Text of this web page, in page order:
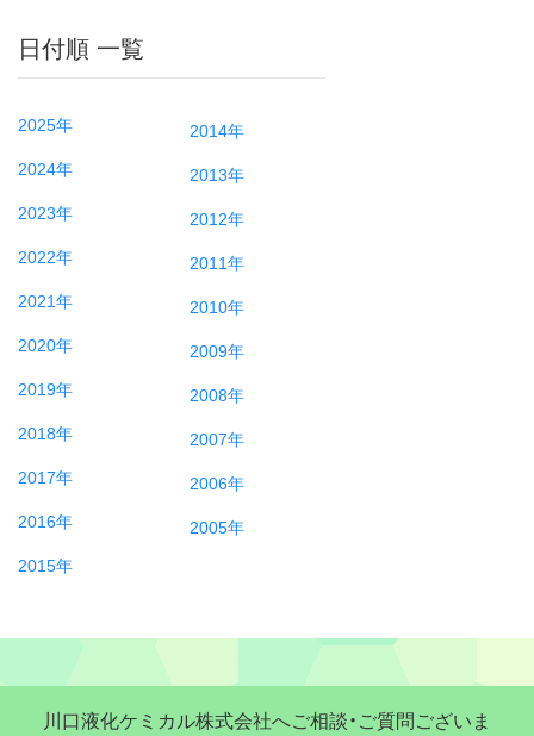
日付順 一覧
2025年
2024年
2023年
2022年
2021年
2020年
2019年
2018年
2017年
2016年
2015年
2014年
2013年
2012年
2011年
2010年
2009年
2008年
2007年
2006年
2005年
川口液化ケミカル株式会社へご相談・ご質問ございま